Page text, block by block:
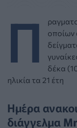
Π
οποίων
δέκα
ηλικία τα 21 έτη
Ημέρα
διάγγελμα